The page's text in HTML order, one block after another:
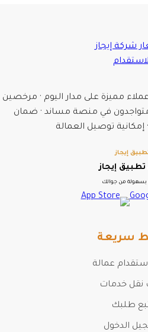
مميزة على مدار اليوم · مرخصين
ومتواجدون في منصة مساند · ضمان
إيجاز
إيجاز
بسهولة من جوالك
سريعة
عمالة
خدمات
طلبك
الدخول